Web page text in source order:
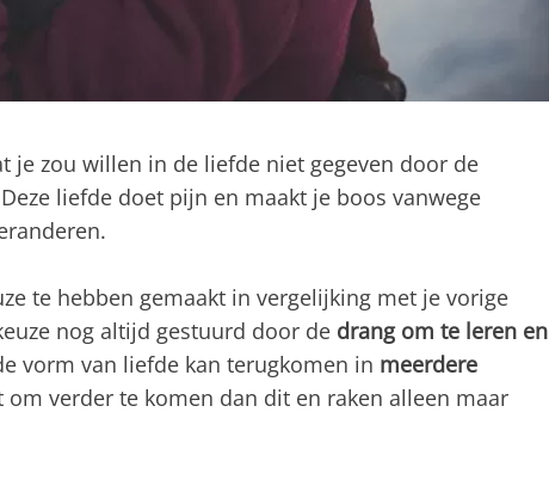
je zou willen in de liefde niet gegeven door de
liefde doet pijn en maakt je boos vanwege
te hebben gemaakt in vergelijking met je vorige
nog altijd gestuurd door de drang om te leren en
vorm van liefde kan terugkomen in meerdere
om verder te komen dan dit en raken alleen maar